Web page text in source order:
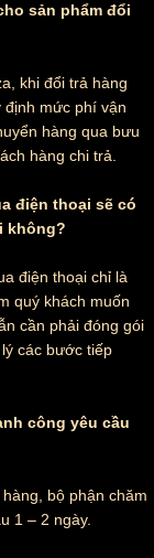
sản phẩm đổi
khi đổi trả hàng
định mức phí vận
hàng qua bưu
hàng chi trả.
điện thoại sẽ có
không?
điện thoại chỉ là
quý khách muốn
cần phải đóng gói
các bước tiếp
công yêu cầu
bộ phận chăm
1 – 2 ngày.